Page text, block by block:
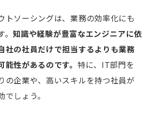
トソーシングは、業務の効率化にも
知識や経験が豊富なエンジニアに依
社の社員だけで担当するよりも業務
能性があるのです。 特に、IT部門を
の企業や、高いスキルを持つ社員が
でしょう。